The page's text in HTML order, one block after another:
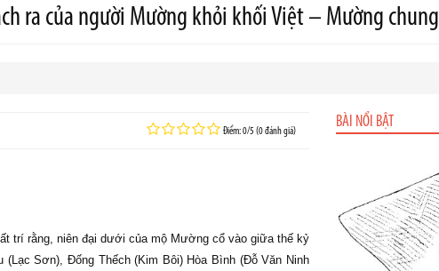
ra của người Mường khỏi khối Việt – Mường chung
Điểm: 0/5 (0 đánh giá)
trí rằng, niên đại dưới của mộ Mường cổ vào giữa thế kỷ
Sơn), Đống Thếch (Kim Bôi) Hòa Bình (Đỗ Văn Ninh
BÀI NỔI BẬT